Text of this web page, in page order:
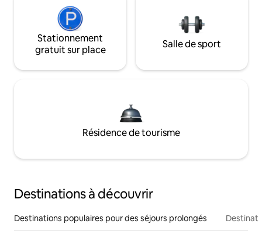
Stationnement
gratuit sur place
Salle de sport
Résidence de tourisme
Destinations à découvrir
Destinations populaires pour des séjours prolongés